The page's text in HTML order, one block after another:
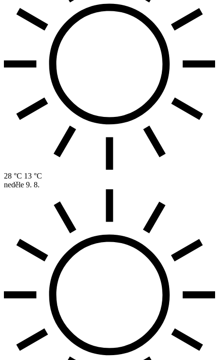
28 °C 13 °C
neděle 9. 8.